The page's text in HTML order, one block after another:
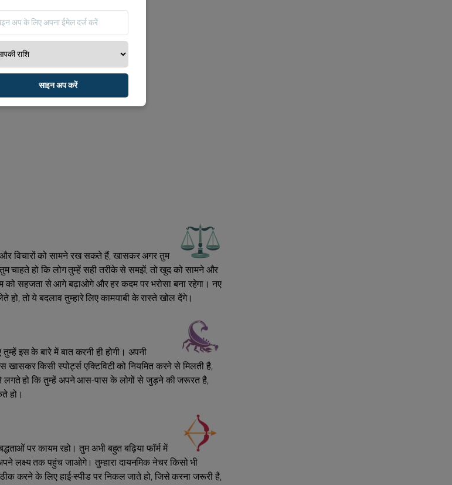
विचारों को सामने रख सकते हैं, खासकर अगर तुम
हो कि लोग तुम्हें सही तरीके से समझें, तो खुद को सामने और
सहजता से आगे बढ़ाओगे और हर कदम पर भरोसा बना रहेगा। नए
तो ये बदलाव तुम्हारे लिए कामयाबी के रास्ते खोल देंगे।
इस के बारे में बात करनी ही होगी। अपनी
किसी स्पोर्ट्स एक्टिविटी को नियमित करने से मिलती है,
लगते हो कि तुम्हें अपने आस-पास के लोगों से जुड़ने की जरूरत है,
हो।
पर कायम रहो। तुम अभी बहुत बढ़िया फॉर्म में
लक्ष्य तक पहुंच जाओगे। तुम्हारा दायनमिक नेचर किसो भी
करने के लिए हाई-स्पीड पर निकल जाते हो, जिसे करना जरूरी है,
साइन अप करें